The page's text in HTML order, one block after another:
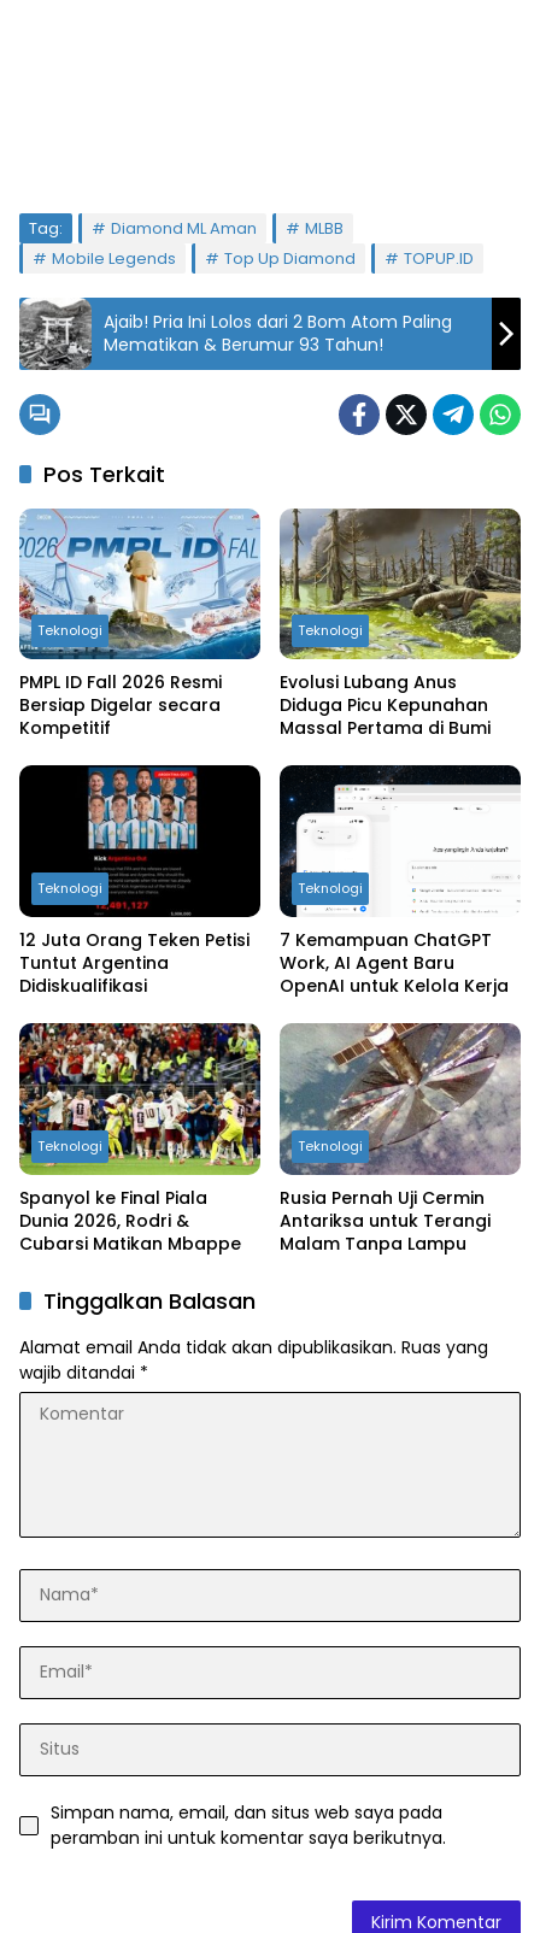
Tag: Diamond ML Aman
MLBB
Mobile Legends
Top Up Diamond TOPUP.ID
Ajaib! Pria Ini Lolos dari 2 Bom Atom Paling
Mematikan & Berumur 93 Tahun!
Pos Terkait
Teknologi
PMPL ID Fall 2026 Resmi
Bersiap Digelar secara
Kompetitif
Teknologi
Evolusi Lubang Anus
Diduga Picu Kepunahan
Massal Pertama di Bumi
Teknologi
12 Juta Orang Teken Petisi
Tuntut Argentina
Didiskualifikasi
Teknologi
7 Kemampuan ChatGPT
Work, AI Agent Baru
OpenAI untuk Kelola Kerja
Teknologi
Spanyol ke Final Piala
Dunia 2026, Rodri &
Cubarsi Matikan Mbappe
Teknologi
Rusia Pernah Uji Cermin
Antariksa untuk Terangi
Malam Tanpa Lampu
Tinggalkan Balasan
Alamat email Anda tidak akan dipublikasikan. Ruas yang
wajib ditandai *
Simpan nama, email, dan situs web saya pada
peramban ini untuk komentar saya berikutnya.